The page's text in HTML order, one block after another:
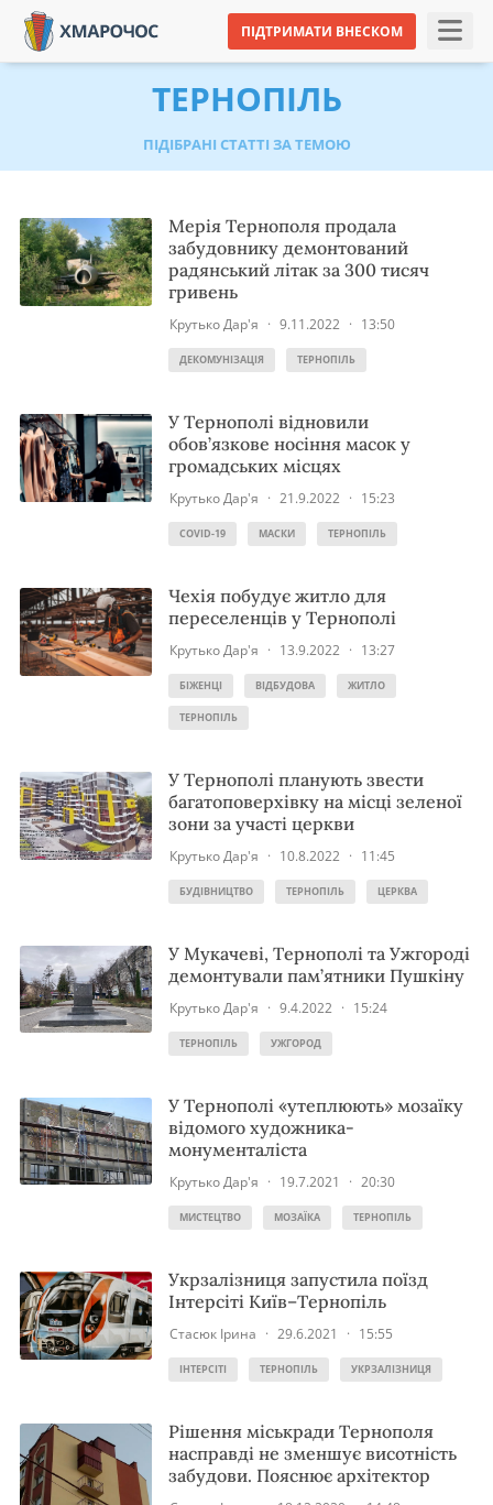
ПІДТРИМАТИ ВНЕСКОМ
ТЕРНОПІЛЬ
ПІДІБРАНІ СТАТТІ ЗА ТЕМОЮ
Мерія Тернополя продала
забудовнику демонтований
радянський літак за 300 тисяч
гривень
Крутько Дар'я · 9.11.2022 · 13:50
ДЕКОМУНІЗАЦІЯ ТЕРНОПІЛЬ
У Тернополі відновили
обов’язкове носіння масок у
громадських місцях
Крутько Дар'я · 21.9.2022 · 15:23
COVID-19 МАСКИ ТЕРНОПІЛЬ
Чехія побудує житло для
переселенців у Тернополі
Крутько Дар'я · 13.9.2022 · 13:27
БІЖЕНЦІ ВІДБУДОВА ЖИТЛО
ТЕРНОПІЛЬ
У Тернополі планують звести
багатоповерхівку на місці зеленої
зони за участі церкви
Крутько Дар'я · 10.8.2022 · 11:45
БУДІВНИЦТВО ТЕРНОПІЛЬ ЦЕРКВА
У Мукачеві, Тернополі та Ужгороді
демонтували пам’ятники Пушкіну
Крутько Дар'я · 9.4.2022 · 15:24
ТЕРНОПІЛЬ УЖГОРОД
У Тернополі «утеплюють» мозаїку
відомого художника-
монументаліста
Крутько Дар'я · 19.7.2021 · 20:30
МИСТЕЦТВО МОЗАЇКА ТЕРНОПІЛЬ
Укрзалізниця запустила поїзд
Інтерсіті Київ–Тернопіль
Стасюк Ірина · 29.6.2021 · 15:55
ІНТЕРСІТІ ТЕРНОПІЛЬ УКРЗАЛІЗНИЦЯ
Рішення міськради Тернополя
насправді не зменшує висотність
забудови. Пояснює архітектор